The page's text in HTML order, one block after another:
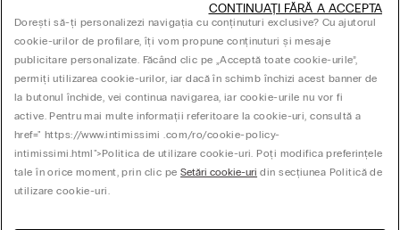
ASPECTE JURIDICE
Companie
© CALZEDONIA SpA, Via Monte Baldo, 20 - 37062 - Dossobuono di Villafranca (VR) -
Dorești să-ți personalizezi navigația cu conținuturi exclusive? Cu ajutorul
cookie-urilor de profilare, îți vom propune conținuturi și mesaje
publicitare personalizate. Făcând clic pe „Acceptă toate cookie-urile”,
permiți utilizarea cookie-urilor, iar dacă în schimb închizi acest banner de
la butonul închide, vei continua navigarea, iar cookie-urile nu vor fi
active. Pentru mai multe informații referitoare la cookie-uri, consultă a
href=" https://www.intimissimi .com/ro/cookie-policy-
intimissimi.html">Politica de utilizare cookie-uri. Poți modifica preferințele
tale în orice moment, prin clic peSetări cookie-uri din secțiunea Politică de
utilizare cookie-uri.
CONTINUAȚI FĂRĂ A ACCEPTA